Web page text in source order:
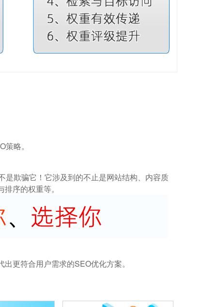
略。
欺骗它！它涉及到的不止是网站结构、内容质
序的权重等。
更符合用户需求的SEO优化方案。